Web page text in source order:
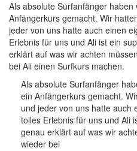
Als absolute Surfanfänger
Anfängerkurs gemacht. Wir
jeder von uns hatte auch einen
Erlebnis für uns und Ali ist ein
erklärt auf was wir achten
bei Ali einen Surfkurs machen.
Als absolute Surfanfänger
ein Anfängerkurs gemacht.
und jeder von uns hatte auch
tolles Erlebnis für uns und Ali
genau erklärt auf was wir
wieder bei